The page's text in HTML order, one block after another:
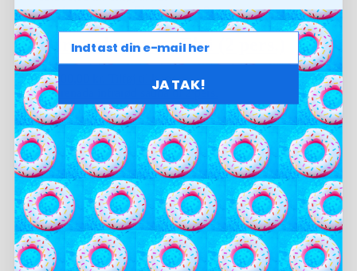
Infrarød sauna – Elvi (2 pers.)
16.500,00 Tilføj til kurv
Infrarød sauna – Kaisa (2 pers.)
19.900,00kr. Tilføj til kurv
Infrarød sauna – Lotta (4 pers.)
22.700,00kr. Tilføj til kurv
JA TAK!